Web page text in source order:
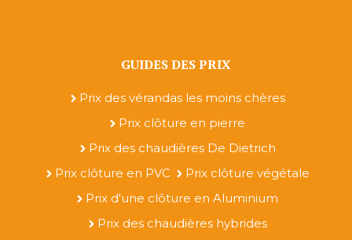
GUIDES DES PRIX
Prix des vérandas les moins chères
Prix clôture en pierre
Prix des chaudières De Dietrich
Prix clôture en PVC
Prix clôture végétale
Prix d'une clôture en Aluminium
Prix des chaudières hybrides